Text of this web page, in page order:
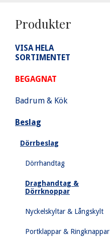
Produkter
VISA HELA
SORTIMENTET
BEGAGNAT
Badrum & Kök
Beslag
Dörrbeslag
Dörrhandtag
Draghandtag &
Dörrknoppar
Nyckelskyltar & Långskylt
Portklappar & Ringknappar